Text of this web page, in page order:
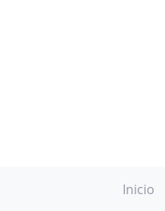
Inicio